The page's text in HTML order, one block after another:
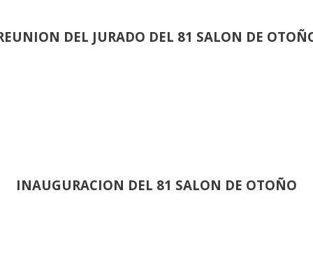
DEL JURADO DEL 81 SALON DE
INAUGURACION DEL 81 SALON DE OTOÑO